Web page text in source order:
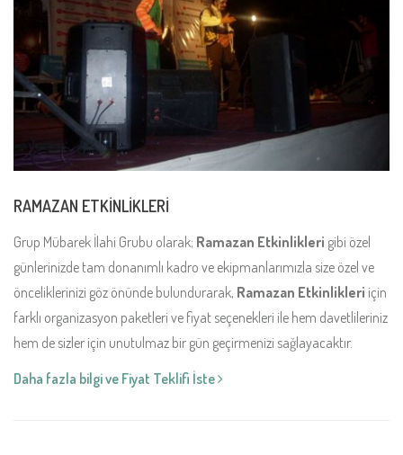
RAMAZAN ETKİNLİKLERİ
Grup Mübarek İlahi Grubu olarak; Ramazan Etkinlikleri gibi özel
günlerinizde tam donanımlı kadro ve ekipmanlarımızla size özel ve
önceliklerinizi göz önünde bulundurarak, Ramazan Etkinlikleri için
farklı organizasyon paketleri ve fiyat seçenekleri ile hem davetlileriniz
hem de sizler için unutulmaz bir gün geçirmenizi sağlayacaktır.
Daha fazla bilgi ve Fiyat Teklifi İste